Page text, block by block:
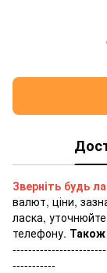
Зверніть будь
валют, ціни,
ласка,
телефону.
-----------